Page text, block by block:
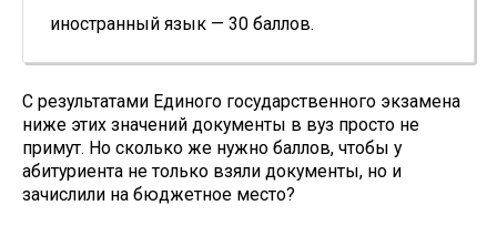
иностранный язык — 30 баллов.
С результатами Единого государственного экзамена
ниже этих значений документы в вуз просто не
примут. Но сколько же нужно баллов, чтобы у
абитуриента не только взяли документы, но и
зачислили на бюджетное место?